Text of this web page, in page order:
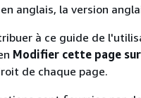
anglais, la version
à ce guide de
Modifier cette page sur
de chaque page.